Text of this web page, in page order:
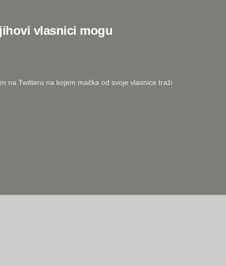
vlasnici mogu
na Twitteru na kojem mačka od svoje vlasnice traži